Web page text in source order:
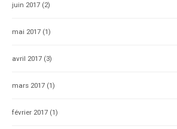
juin 2017 (2)
mai 2017 (1)
avril 2017 (3)
mars 2017 (1)
février 2017 (1)